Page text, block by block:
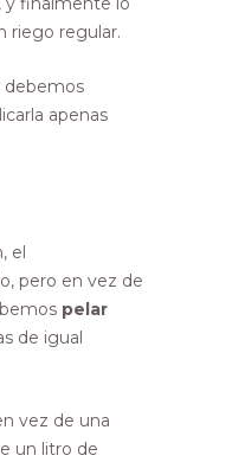
riego regular.
debemos
apenas
el
pero en vez de
pelar
de igual
vez de una
un litro de